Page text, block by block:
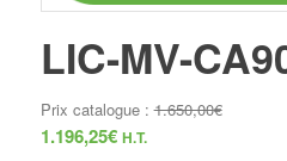
LIC-MV-
Prix catalogue :1.650,00€
1.196,25€ H.T.